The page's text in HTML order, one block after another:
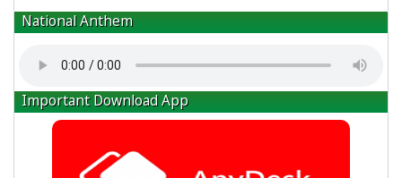
National Anthem
Important Download App